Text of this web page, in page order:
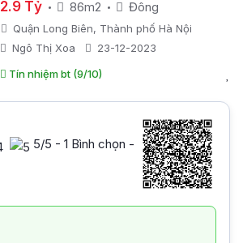
2.9 Tỷ 86m2 Đông
Quận Long Biên, Thành phố Hà Nội
Ngô Thị Xoa
23-12-2023
Tín nhiệm bt (9/10)
5/5 - 1 Bình chọn -